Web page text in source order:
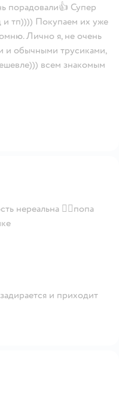
порадовали👍 Супер
тп)))) Покупаем их уже
Лично я, не очень
и обычными трусиками,
всем знакомым
нереальна 👌🏻попа
и приходит